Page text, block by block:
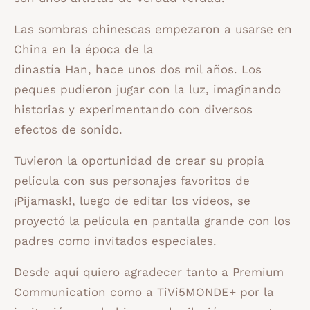
Las sombras chinescas empezaron a usarse en
China en la época de la
dinastía Han, hace unos dos mil años. Los
peques pudieron jugar con la luz, imaginando
historias y experimentando con diversos
efectos de sonido.
Tuvieron la oportunidad de crear su propia
película con sus personajes favoritos de
¡Pijamask!, luego de editar los vídeos, se
proyectó la película en pantalla grande con los
padres como invitados especiales.
Desde aquí quiero agradecer tanto a Premium
Communication como a TiVi5MONDE+ por la